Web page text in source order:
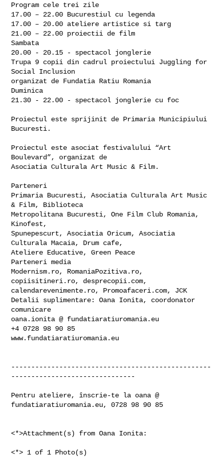
Program cele trei zile
17.00 – 22.00 Bucurestiul cu legenda
17.00 – 20.00 ateliere artistice si targ
21.00 – 22.00 proiectii de film
Sambata
20.00 - 20.15 - spectacol jonglerie
Trupa 9 copii din cadrul proiectului Juggling for
Social Inclusion
organizat de Fundatia Ratiu Romania
Duminica
21.30 - 22.00 - spectacol jonglerie cu foc
Proiectul este sprijinit de Primaria Municipiului
Bucuresti.
Proiectul este asociat festivalului “Art
Boulevard”, organizat de
Asociatia Culturala Art Music & Film.
Parteneri
Primaria Bucuresti, Asociatia Culturala Art Music
& Film, Biblioteca
Metropolitana Bucuresti, One Film Club Romania,
Kinofest,
Spunepescurt, Asociatia Oricum, Asociatia
Culturala Macaia, Drum cafe,
Ateliere Educative, Green Peace
Parteneri media
Modernism.ro, RomaniaPozitiva.ro,
copiisitineri.ro, desprecopii.com,
calendarevenimente.ro, Promoafaceri.com, JCK
Detalii suplimentare: Oana Ionita, coordonator
comunicare
oana.ionita @ fundatiaratiuromania.eu
+4 0728 98 90 85
www.fundatiaratiuromania.eu
--------------------------------------------------
-------------------------------
Pentru ateliere, înscrie-te la oana @
fundatiaratiuromania.eu, 0728 98 90 85
<*>Attachment(s) from Oana Ionita: